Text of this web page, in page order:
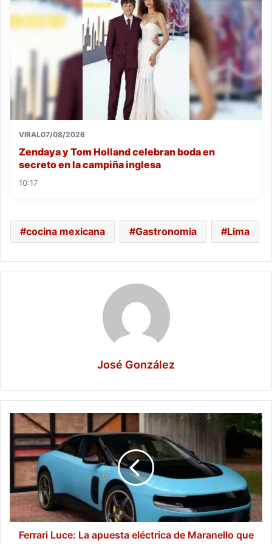
VIRAL07/08/2026
Zendaya y Tom Holland celebran boda en
secreto en la campiña inglesa
10:17
cocina mexicana Gastronomia Lima
José González
Ferrari
Luce:
La
apuesta
eléctrica
Maranello
que
divide
opiniones
Ferrari Luce: La apuesta eléctrica de Maranello que